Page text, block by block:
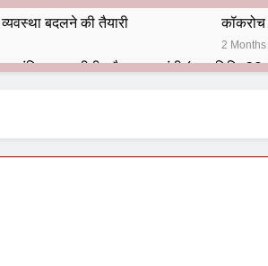
बदलने की तैयारी
2 Months
भारतीय राजनीति में आज भी प्रासांगिक एव
बहादुर की स्मृति में स्मारक निर्माण की दिशा में